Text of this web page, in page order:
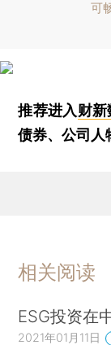
可
推荐进入财
债券、公司人
相关阅读
ESG投资在
2021年01月11日